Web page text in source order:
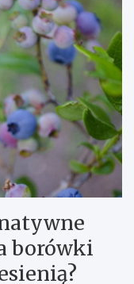
borówki